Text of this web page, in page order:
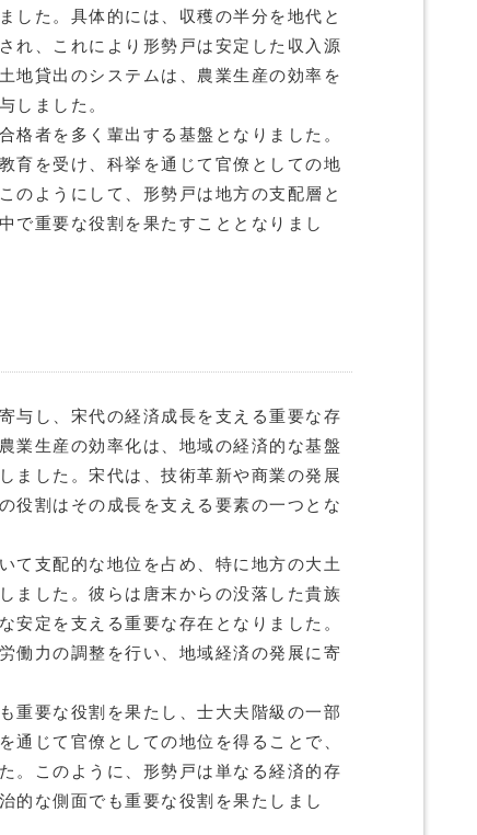
した。具体的には、収穫の半分を地代と
れ、これにより形勢戸は安定した収入源
地貸出のシステムは、農業生産の効率を
しました。
格者を多く輩出する基盤となりました。
育を受け、科挙を通じて官僚としての地
のようにして、形勢戸は地方の支配層と
で重要な役割を果たすこととなりまし
与し、宋代の経済成長を支える重要な存
業生産の効率化は、地域の経済的な基盤
ました。宋代は、技術革新や商業の発展
役割はその成長を支える要素の一つとな
て支配的な地位を占め、特に地方の大土
ました。彼らは唐末からの没落した貴族
安定を支える重要な存在となりました。
働力の調整を行い、地域経済の発展に寄
重要な役割を果たし、士大夫階級の一部
通じて官僚としての地位を得ることで、
。このように、形勢戸は単なる経済的存
的な側面でも重要な役割を果たしまし